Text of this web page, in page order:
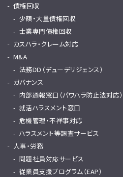
債権回収
少額・大量債権回収
士業専門債権回収
カスハラ・クレーム対応
M&A
法務DD（デューデリジェンス）
ガバナンス
内部通報窓口（パワハラ防止法対応）
就活ハラスメント窓口
危機管理・不祥事対応
ハラスメント等調査サービス
人事・労務
問題社員対応サービス
従業員支援プログラム（EAP）